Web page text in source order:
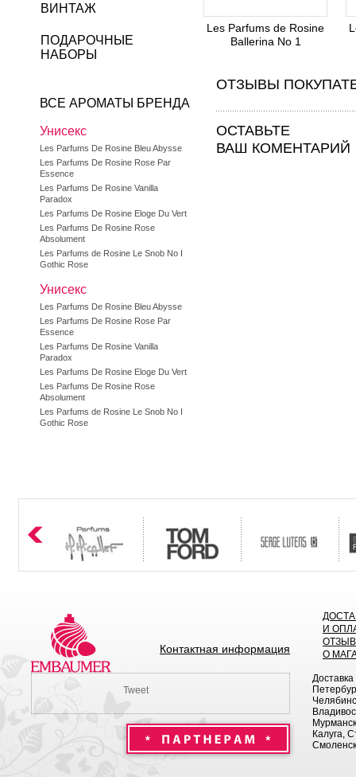
Les Parfums de Rosine
Ballerina No 1
ОТЗЫВЫ
ОСТАВЬТЕ
ВАШ КОМЕНТАРИЙ
ВИНТАЖ
ПОДАРОЧНЫЕ
НАБОРЫ
ВСЕ АРОМАТЫ БРЕНДА
Унисекс
Les Parfums De Rosine Bleu Abysse
Les Parfums De Rosine Rose Par
Essence
Les Parfums De Rosine Vanilla
Paradox
Les Parfums De Rosine Eloge Du Vert
Les Parfums De Rosine Rose
Absolument
Les Parfums de Rosine Le Snob No I
Gothic Rose
Унисекс
Les Parfums De Rosine Bleu Abysse
Les Parfums De Rosine Rose Par
Essence
Les Parfums De Rosine Vanilla
Paradox
Les Parfums De Rosine Eloge Du Vert
Les Parfums De Rosine Rose
Absolument
Les Parfums de Rosine Le Snob No I
Gothic Rose
Контактная информация
И
О
Tweet
Калуга,